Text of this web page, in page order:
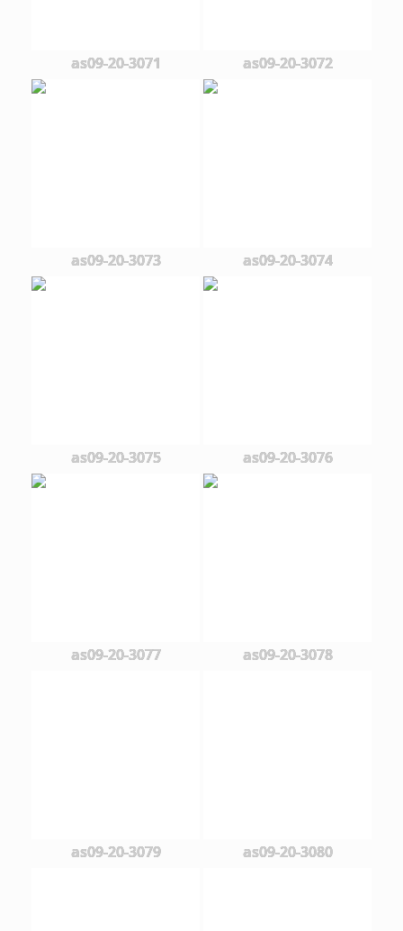
as09-20-3071 as09-20-3072
as09-20-3073 as09-20-3074
as09-20-3075 as09-20-3076
as09-20-3077 as09-20-3078
as09-20-3079 as09-20-3080